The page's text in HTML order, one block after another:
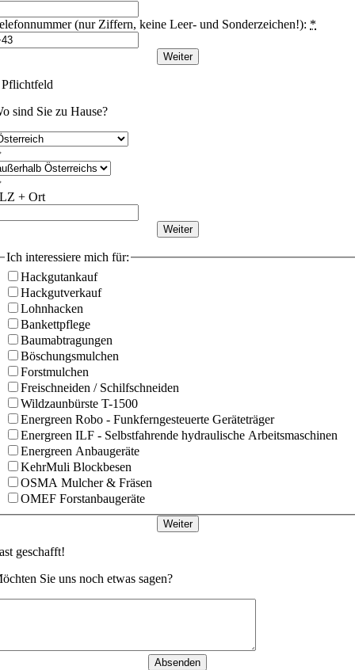
(nur Ziffern, keine Leer- und Sonderzeichen!): *
Weiter
sind Sie zu Hause?
+ Ort
Weiter
Ich interessiere mich für:
Hackgutankauf
Hackgutverkauf
Lohnhacken
Bankettpflege
Baumabtragungen
Böschungsmulchen
Forstmulchen
Freischneiden / Schilfschneiden
Wildzaunbürste T-1500
Energreen Robo - Funkferngesteuerte Geräteträger
Energreen ILF - Selbstfahrende hydraulische Arbeitsmaschinen
Energreen Anbaugeräte
KehrMuli Blockbesen
OSMA Mulcher & Fräsen
OMEF Forstanbaugeräte
Weiter
geschafft!
Sie uns noch etwas sagen?
Absenden